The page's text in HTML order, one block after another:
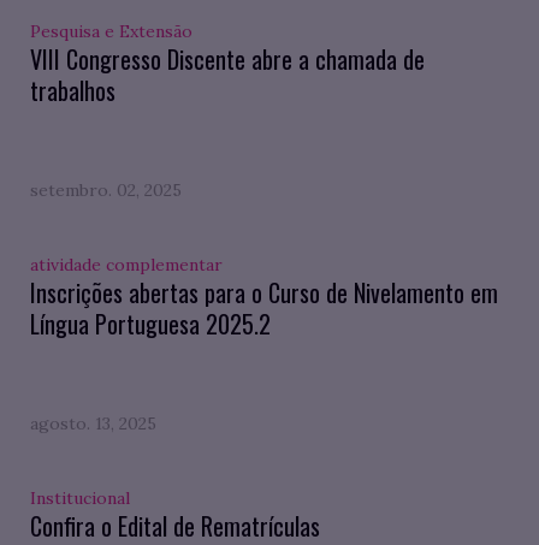
Pesquisa e Extensão
VIII Congresso Discente abre a chamada de
trabalhos
setembro. 02, 2025
atividade complementar
Inscrições abertas para o Curso de Nivelamento em
Língua Portuguesa 2025.2
agosto. 13, 2025
Institucional
Confira o Edital de Rematrículas